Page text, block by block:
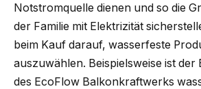
Notstromquelle dienen und so die
der Familie mit Elektrizität
beim Kauf darauf, wasserfeste
auszuwählen. Beispielsweise ist der
des EcoFlow Balkonkraftwerks